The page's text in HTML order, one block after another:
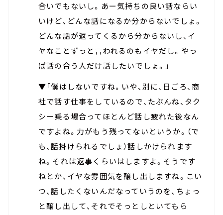
合いでもないし。あー気持ちの良い話ならい
いけど、どんな話になるか分からないでしょ。
どんな話が返ってくるから分からないし、イ
ヤなことずっと言われるのもイヤだし。やっ
ぱ話の合う人だけ話したいでしょ。」
▼「僕はしないですね。いや、別に、日ごろ、商
社で話す仕事をしているので、たぶんね、タク
シー乗る場合ってほとんど話し疲れた後なん
ですよね。力がもう残ってないというか。（で
も、話掛けられるでしょ）話しかけられます
ね。それは返事くらいはしますよ。そうです
ねとか、イヤな雰囲気を醸し出しますね。こい
つ、話したくないんだなっていうのを、ちょっ
と醸し出して、それでそっとしといてもら